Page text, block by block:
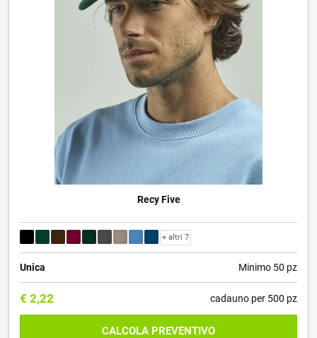
Recy Five
+ altri 7
Unica Minimo 50 pz
€ 2,22 cadauno per 500 pz
CALCOLA PREVENTIVO